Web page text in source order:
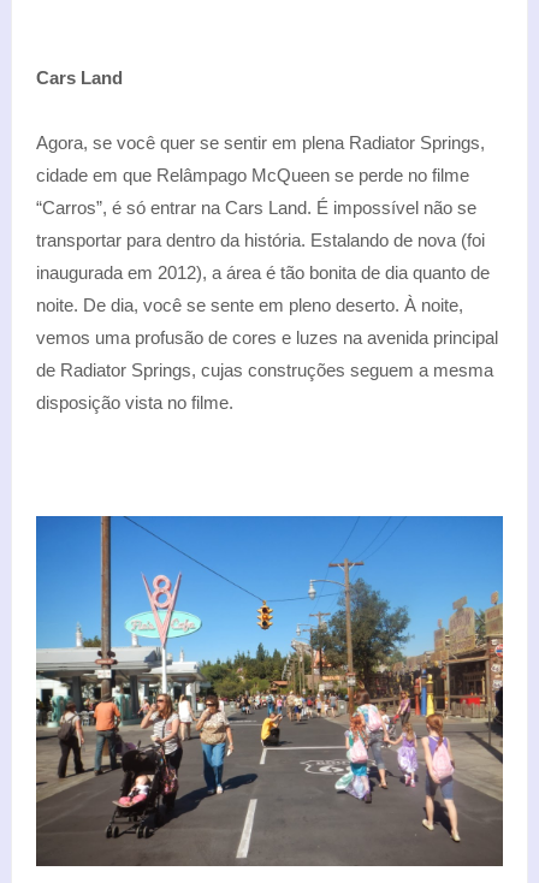
Cars Land
Agora, se você quer se sentir em plena Radiator Springs,
cidade em que Relâmpago McQueen se perde no filme
“Carros”, é só entrar na Cars Land. É impossível não se
transportar para dentro da história. Estalando de nova (foi
inaugurada em 2012), a área é tão bonita de dia quanto de
noite. De dia, você se sente em pleno deserto. À noite,
vemos uma profusão de cores e luzes na avenida principal
de Radiator Springs, cujas construções seguem a mesma
disposição vista no filme.